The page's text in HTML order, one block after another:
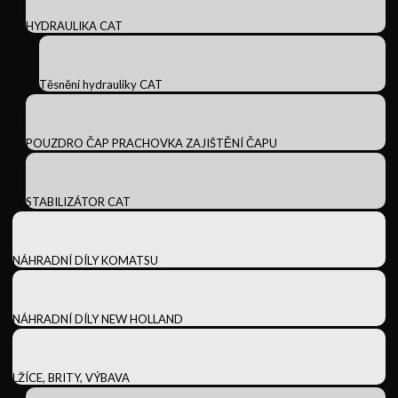
HYDRAULIKA CAT
Těsnění hydrauliky CAT
POUZDRO ČAP PRACHOVKA ZAJIŠTĚNÍ ČAPU
STABILIZÁTOR CAT
NÁHRADNÍ DÍLY KOMATSU
NÁHRADNÍ DÍLY NEW HOLLAND
LŽÍCE, BRITY, VÝBAVA